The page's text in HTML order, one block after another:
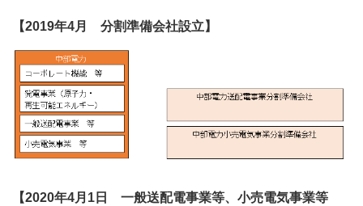
【2019年4月 分割準備会社設立】
【2020年4月1日 一般送配電事業等、小売電気事業等